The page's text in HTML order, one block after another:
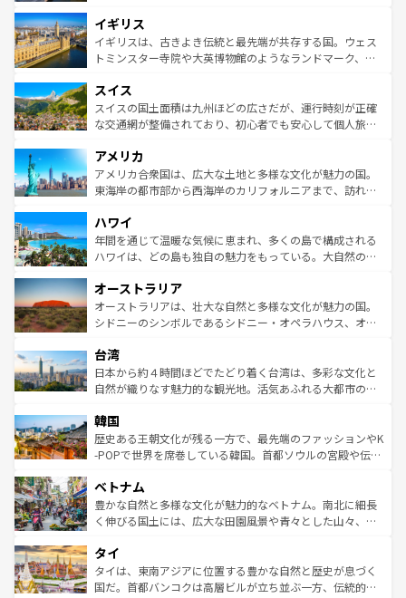
いる。シャンパンの発祥地であるランス、プロヴァンスの
香り高いラベンダー畑など、多彩な楽しみ方が可能だ。さ
らに、パリ以外の地域にも魅力が溢れており、どの街角に
れる地方に足を運ぶとそれぞれで全く異なる文化を体験で
きるだろう。 なお、新着のフランス情報はコンテンツ一覧
を参照してほしい。
顔を持つこの国は、どこを歩いても飽きることがない。ベ
ルリンの文化的活気、バイエルン州のアルプスの絶景、そ
してライン川沿いのワイン畑といった風景は必見。ビール
は、お酒好きな人にはぜひ体験してほしい。 なお、新着の
ドイツ情報はコンテンツ一覧を参照してほしい。
イギリス
イギリスは、古きよき伝統と最先端が共存する国。ウェス
トミンスター寺院や大英博物館のようなランドマーク、歴
リアごとに異なる魅力がある。また、優雅なアフタヌーン
ティー、ビール好きにはたまらない英国パブ、サッカー観
戦など、本場だからこそできる体験も豊富。イギリスを旅
ンツ一覧を参照してほしい。
スイス
スイスの国土面積は九州ほどの広さだが、運行時刻が正確
な交通網が整備されており、初心者でも安心して個人旅行
の建物がそのまま残る町や、スイスならではのユニークな
博物館もあり、アルプス観光だけでなく町歩きも満喫する
ことができる。国民の所得が高いため物価も高いが、旅行
ば市内交通費無料で観光を楽しむこともできる。 なお、新
着のスイス情報はコンテンツ一覧 を参照してほしい。
アメリカ
アメリカ合衆国は、広大な土地と多様な文化が魅力の国。
東海岸の都市部から西海岸のカリフォルニアまで、訪れる
のような巨大都市は、観光、ショッピング、エンターテイ
ンメントが詰まった刺激的なスポットだ。一方、アメリカ
西部には大自然が広がり、グランドキャニオンやイエロー
部のニューオーリンズでは、音楽と美食が融合した独特の
文化が魅力。旅行者はアメリカの各地域で異なる魅力を楽
しみながら、その多様性と豊かな歴史を感じることができ
ならではの贅沢な旅のスタイルだ。 なお、新着のアメリカ
情報はコンテンツ一覧を参照してほしい。
ハワイ
年間を通じて温暖な気候に恵まれ、多くの島で構成される
ハワイは、どの島も独自の魅力をもっている。大自然の神
ワイ島は見逃せない。また、定番の観光地といえばオアフ
島だが、静かな自然を求めるならマウイ島やカウアイ島が
おすすめ。エメラルドグリーンに輝く海をはじめ、豊かな
れるおもてなしの心で訪れる人々を迎えてくれるハワイの
人々、おいしいローカルフードやハワイアンミュージッ
ク、伝統的なフラダンスなど、すべてがハワイの魅力を彩
ワイを、存分に味わってほしい。 なお、新着のハワイ情報
はコンテンツ一覧を参照してほしい。
オーストラリア
オーストラリアは、壮大な自然と多様な文化が魅力の国。
シドニーのシンボルであるシドニー・オペラハウス、オー
リアリーフや大陸中央部にそびえるウルル（エアーズロッ
ク）、タスマニアの美しい原生林やケアンズの熱帯雨林な
ど、見どころがたくさん。また、カフェやワイン、オージ
いる。アクティビティも充実しており、サーフィンやダイ
ビング、ハイキングなど、アウトドア好きにはたまらな
い。オーストラリアの多彩な魅力を存分に味わいつくそ
参照してほしい。
台湾
日本から約４時間ほどでたどり着く台湾は、多彩な文化と
自然が織りなす魅力的な観光地。活気あふれる大都市の台
ン）、静ひつな山岳地帯である台湾東部など、都市の喧騒
と山間の静けさが共存しており、訪れる人に新しい発見と
驚きをもたらしてくれる。また、奥深い台湾の食文化も魅
容にもいいと評判のスイーツなど、バラエティ豊かな料理
が味わえる。 なお、新着の台湾情報は コンテンツ一覧を参
照してほしい。
韓国
歴史ある王朝文化が残る一方で、最先端のファッションやK
-POPで世界を席巻している韓国。首都ソウルの宮殿や伝統
き、地方に足を延ばせば四季折々の自然美を楽しむことが
できる。そして、キムチや焼肉、絶品のストリートフード
まで、さまざまな韓国料理が待っている。夜には、韓国な
リティに包まれながら、韓国の多彩な魅力を心ゆくまで味
わってみてほしい。 なお、新着の韓国情報はコンテンツ一
覧を参照してほしい。
ベトナム
豊かな自然と多様な文化が魅力的なベトナム。南北に細長
く伸びる国土には、広大な田園風景や青々とした山々、世
急速な発展と共に伝統が息づく。ハノイの古い町並みやホ
ーチミン市のフランス統治時代の建物も、独特の雰囲気を
醸し出している。また、バラエティの豊かさとおいしさで
タイ
タイは、東南アジアに位置する豊かな自然と歴史が息づく
国だ。首都バンコクは高層ビルが立ち並ぶ一方、伝統的な